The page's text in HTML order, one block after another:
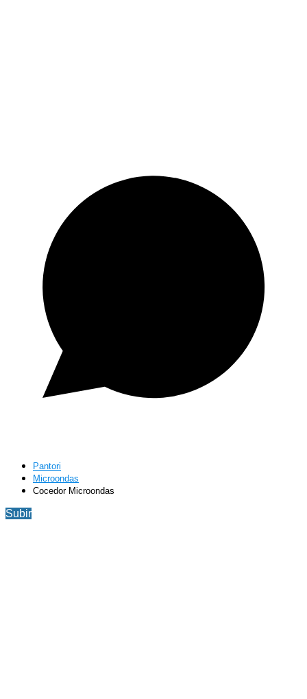
Pantori
Microondas
Cocedor Microondas
Subir